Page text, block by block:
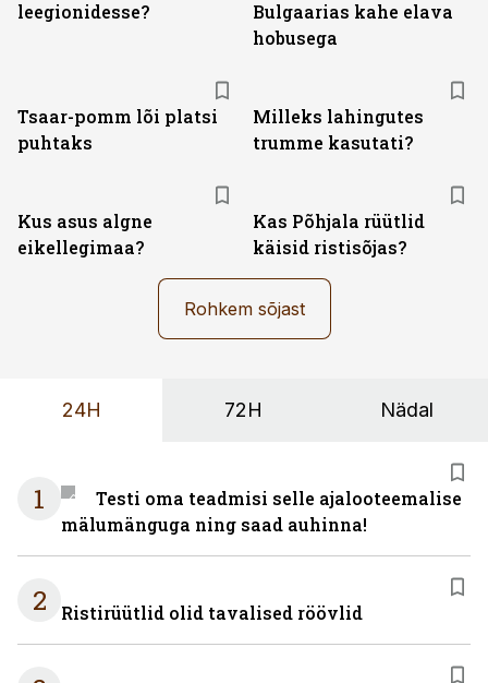
leegionidesse?
Bulgaarias kahe elava
hobusega
Tsaar-pomm lõi platsi
puhtaks
Milleks lahingutes
trumme kasutati?
Kus asus algne
eikellegimaa?
Kas Põhjala rüütlid
käisid ristisõjas?
Rohkem sõjast
24H 72H Nädal
1
Testi oma teadmisi selle ajalooteemalise
mälumänguga ning saad auhinna!
2 Ristirüütlid olid tavalised röövlid